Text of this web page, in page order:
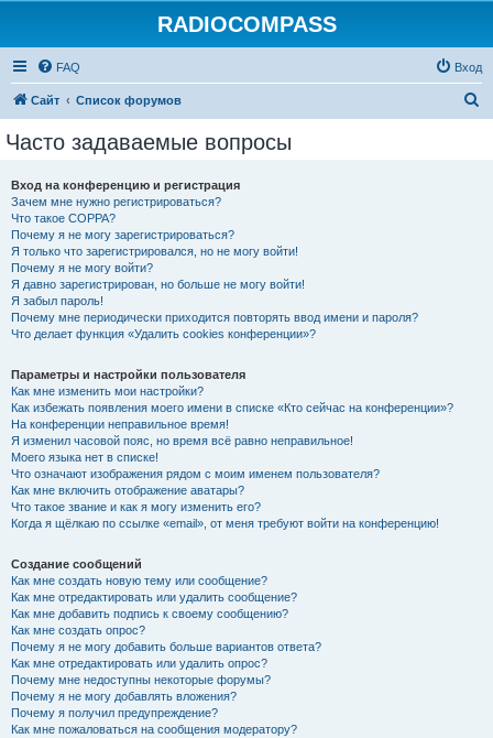
RADIOCOMPASS
FAQ Вход
Сайт Список форумов
Часто задаваемые вопросы
Вход на конференцию и регистрация
Зачем мне нужно регистрироваться?
Что такое COPPA?
Почему я не могу зарегистрироваться?
Я только что зарегистрировался, но не могу войти!
Почему я не могу войти?
Я давно зарегистрирован, но больше не могу войти!
Я забыл пароль!
Почему мне периодически приходится повторять ввод имени и пароля?
Что делает функция «Удалить cookies конференции»?
Параметры и настройки пользователя
Как мне изменить мои настройки?
Как избежать появления моего имени в списке «Кто сейчас на конференции»?
На конференции неправильное время!
Я изменил часовой пояс, но время всё равно неправильное!
Моего языка нет в списке!
Что означают изображения рядом с моим именем пользователя?
Как мне включить отображение аватары?
Что такое звание и как я могу изменить его?
Когда я щёлкаю по ссылке «email», от меня требуют войти на конференцию!
Создание сообщений
Как мне создать новую тему или сообщение?
Как мне отредактировать или удалить сообщение?
Как мне добавить подпись к своему сообщению?
Как мне создать опрос?
Почему я не могу добавить больше вариантов ответа?
Как мне отредактировать или удалить опрос?
Почему мне недоступны некоторые форумы?
Почему я не могу добавлять вложения?
Почему я получил предупреждение?
Как мне пожаловаться на сообщения модератору?